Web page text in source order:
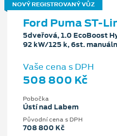
NOVÝ REGISTROVANÝ VŮZ
Ford Puma ST-
5dveřová, 1.0 EcoBoost
92 kW/125 k, 6st.
Vaše cena s DPH
508 800 Kč
Pobočka
Ústí nad Labem
Původní cena s DPH
708 800 Kč